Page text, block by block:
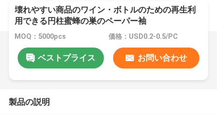
壊れやすい商品のワイン・ボトルのための再生利
用できる円柱蜜蜂の巣のペーパー袖
MOQ：5000pcs 価格：USD0.2-0.5/PC
ベストプライス お問い合わせ
製品の説明